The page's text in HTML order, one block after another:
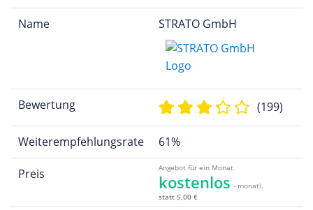
Name STRATO GmbH
Bewertung (199)
Weiterempfehlungsrate 61%
Preis Angebot für ein Monat
kostenlos - monatl.
statt 5,00 €